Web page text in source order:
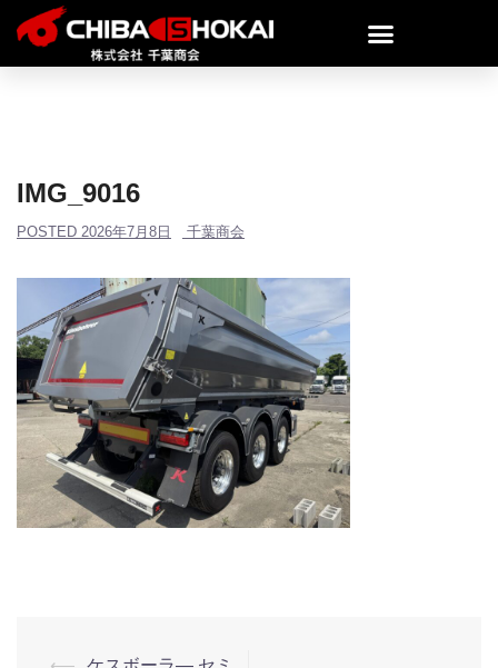
IMG_9016
POSTED 2026年7月8日 千葉商会